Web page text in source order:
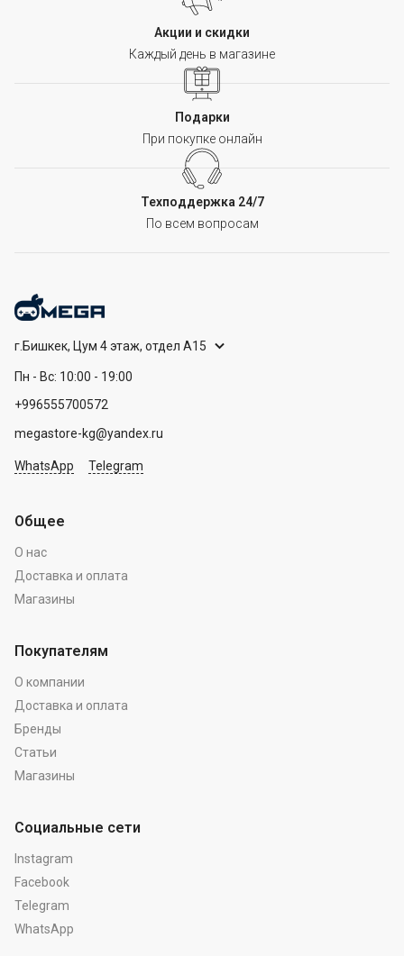
Акции и скидки
Каждый день в магазине
Подарки
При покупке онлайн
Техподдержка 24/7
По всем вопросам
г.Бишкек, Цум 4 этаж, отдел А15
Пн - Вс: 10:00 - 19:00
+996555700572
megastore-kg@yandex.ru
WhatsApp Telegram
Общее
О нас
Доставка и оплата
Магазины
Покупателям
О компании
Доставка и оплата
Бренды
Статьи
Магазины
Социальные сети
Instagram
Facebook
Telegram
WhatsApp